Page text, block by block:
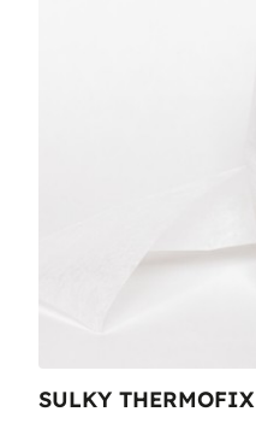
SULKY THERMOFIX